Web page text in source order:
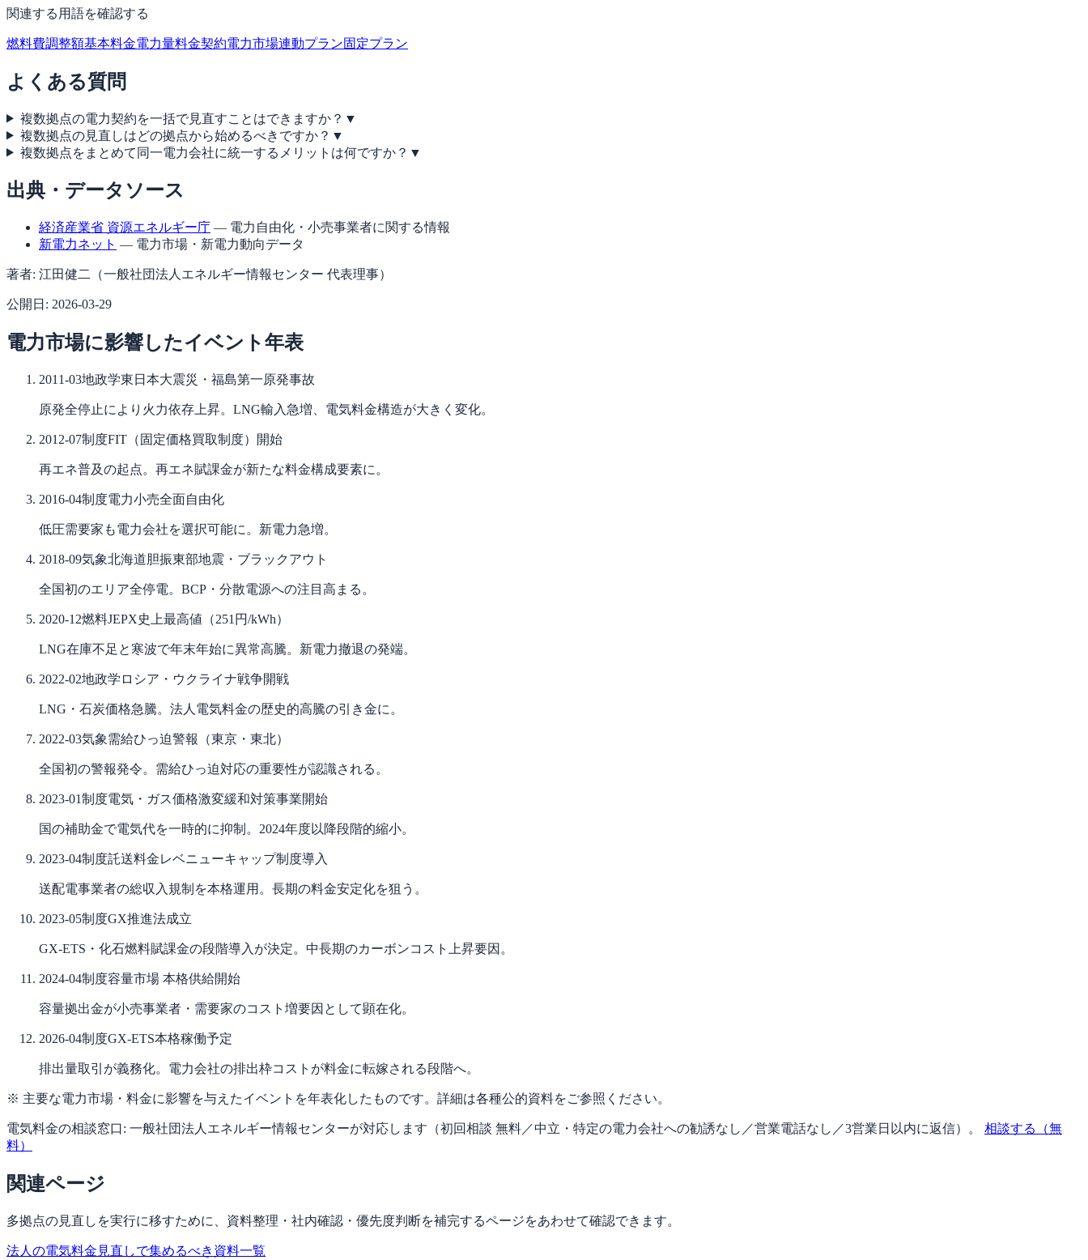
関連する用語を確認する
燃料費調整額基本料金電力量料金契約電力市場連動プラン固定プラン
よくある質問
複数拠点の電力契約を一括で見直すことはできますか？ ▼
複数拠点の見直しはどの拠点から始めるべきですか？ ▼
複数拠点をまとめて同一電力会社に統一するメリットは何ですか？ ▼
出典・データソース
経済産業省 資源エネルギー庁 — 電力自由化・小売事業者に関する情報
新電力ネット — 電力市場・新電力動向データ
著者: 江田健二（一般社団法人エネルギー情報センター 代表理事）
公開日: 2026-03-29
電力市場に影響したイベント年表
2011-03地政学東日本大震災・福島第一原発事故
原発全停止により火力依存上昇。LNG輸入急増、電気料金構造が大きく変化。
2012-07制度FIT（固定価格買取制度）開始
再エネ普及の起点。再エネ賦課金が新たな料金構成要素に。
2016-04制度電力小売全面自由化
低圧需要家も電力会社を選択可能に。新電力急増。
2018-09気象北海道胆振東部地震・ブラックアウト
全国初のエリア全停電。BCP・分散電源への注目高まる。
2020-12燃料JEPX史上最高値（251円/kWh）
LNG在庫不足と寒波で年末年始に異常高騰。新電力撤退の発端。
2022-02地政学 ロシア・ウクライナ戦争開戦
LNG・石炭価格急騰。法人電気料金の歴史的高騰の引き金に。
2022-03気象需給ひっ迫警報（東京・東北）
全国初の警報発令。需給ひっ迫対応の重要性が認識される。
2023-01制度電気・ガス価格激変緩和対策事業開始
国の補助金で電気代を一時的に抑制。2024年度以降段階的縮小。
2023-04制度託送料金レベニューキャップ制度導入
送配電事業者の総収入規制を本格運用。長期の料金安定化を狙う。
2023-05制度GX推進法成立
GX-ETS・化石燃料賦課金の段階導入が決定。中長期のカーボンコスト上昇要因。
2024-04制度容量市場 本格供給開始
容量拠出金が小売事業者・需要家のコスト増要因として顕在化。
2026-04制度GX-ETS本格稼働予定
排出量取引が義務化。電力会社の排出枠コストが料金に転嫁される段階へ。
※ 主要な電力市場・料金に影響を与えたイベントを年表化したものです。詳細は各種公的資料をご参照ください。
電気料金の相談窓口: 一般社団法人エネルギー情報センターが対応します（初回相談 無料／中立・特定の電力会社への勧誘なし／営業電話なし／3営業日以内に返信）。
相談する（無
料）
関連ページ
多拠点の見直しを実行に移すために、資料整理・社内確認・優先度判断を補完するページをあわせて確認できます。
法人の電気料金見直しで集めるべき資料一覧